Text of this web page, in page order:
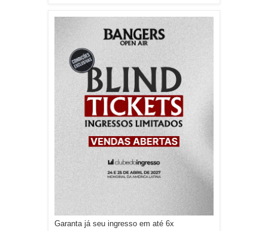
Garanta já seu ingresso em até 6x